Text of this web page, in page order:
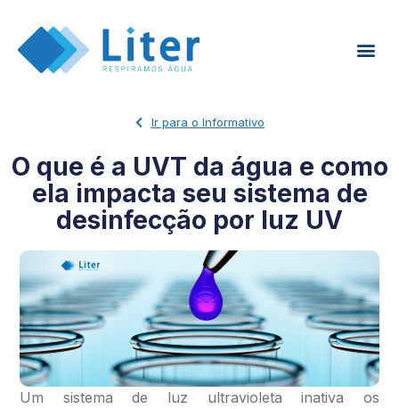
Ir para o Informativo
O que é a UVT da água e como
ela impacta seu sistema de
desinfecção por luz UV
Um sistema de luz ultravioleta inativa os